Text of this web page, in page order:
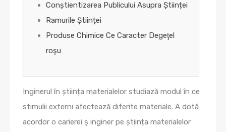
Conștientizarea Publicului Asupra Științei
Ramurile Științei
Produse Chimice Ce Caracter Degeţel
roşu
Inginerul în știința materialelor studiază modul în ce
stimulii externi afectează diferite materiale. A dotă
acordor o carierei ş inginer pe știința materialelor